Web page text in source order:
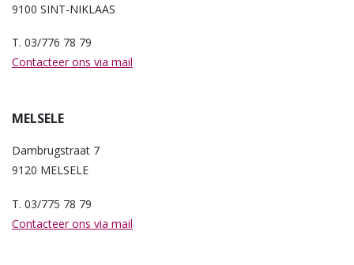
9100 SINT-NIKLAAS
T. 03/776 78 79
Contacteer ons via mail
MELSELE
Dambrugstraat 7
9120 MELSELE
T. 03/775 78 79
Contacteer ons via mail